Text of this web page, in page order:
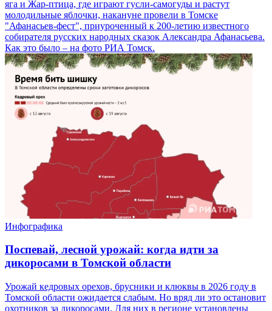
яга и Жар-птица, где играют гусли-самогуды и растут
молодильные яблочки, накануне провели в Томске
"Афанасьев-фест", приуроченный к 200-летию известного
собирателя русских народных сказок Александра Афанасьева.
Как это было – на фото РИА Томск.
Инфографика
Поспевай, лесной урожай: когда идти за
дикоросами в Томской области
Урожай кедровых орехов, брусники и клюквы в 2026 году в
Томской области ожидается слабым. Но вряд ли это остановит
охотников за дикоросами. Для них в регионе установлены